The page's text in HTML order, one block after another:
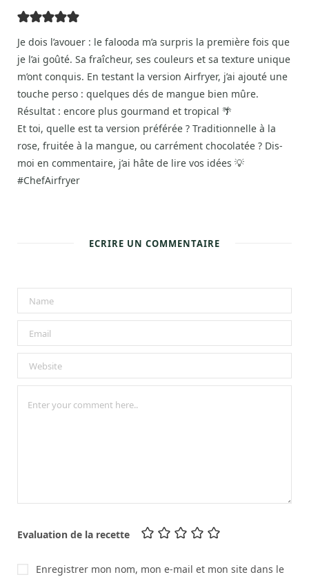
Je dois l’avouer : le falooda m’a surpris la première fois que
je l’ai goûté. Sa fraîcheur, ses couleurs et sa texture unique
m’ont conquis. En testant la version Airfryer, j’ai ajouté une
touche perso : quelques dés de mangue bien mûre.
Résultat : encore plus gourmand et tropical 🌴
Et toi, quelle est ta version préférée ? Traditionnelle à la
rose, fruitée à la mangue, ou carrément chocolatée ? Dis-
moi en commentaire, j’ai hâte de lire vos idées 💡
#ChefAirfryer
ECRIRE UN COMMENTAIRE
Evaluation de la recette
Enregistrer mon nom, mon e-mail et mon site dans le